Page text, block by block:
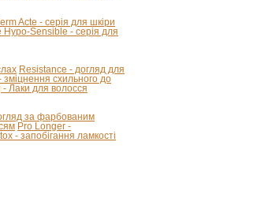
Acte - серія для шкіри
Hypo-Sensible - серія для
Resistance - догляд для
зміцнення схильного до
Лаки для волосся
за фарбованим
Pro Longer -
- запобігання ламкості